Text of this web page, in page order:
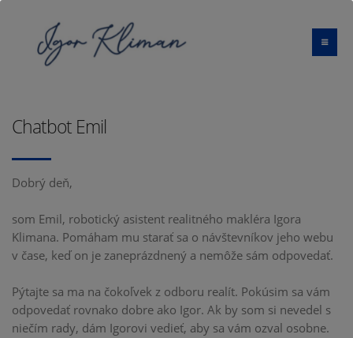
Chatbot Emil
Dobrý deň,
som Emil, robotický asistent realitného makléra Igora
Klimana. Pomáham mu starať sa o návštevníkov jeho webu
v čase, keď on je zaneprázdnený a nemôže sám odpovedať.
Pýtajte sa ma na čokoľvek z odboru realít. Pokúsim sa vám
odpovedať rovnako dobre ako Igor. Ak by som si nevedel s
niečím rady, dám Igorovi vedieť, aby sa vám ozval osobne.